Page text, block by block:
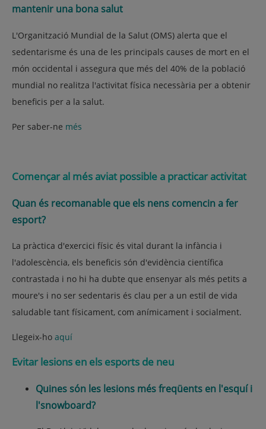
mantenir una bona salut
L'Organització Mundial de la Salut (OMS) alerta que el
sedentarisme és una de les principals causes de mort en el
món occidental i assegura que més del 40% de la població
mundial no realitza l'activitat física necessària per a obtenir
beneficis per a la salut.
Per saber-ne més
Començar al més aviat possible a practicar activitat
Quan és recomanable que els nens comencin a fer
esport?
La pràctica d'exercici físic és vital durant la infància i
l'adolescència, els beneficis són d'evidència científica
contrastada i no hi ha dubte que ensenyar als més petits a
moure's i no ser sedentaris és clau per a un estil de vida
saludable tant físicament, com anímicament i socialment.
Llegeix-ho aquí
Evitar lesions en els esports de neu
Quines són les lesions més freqüents en l'esquí i
l'snowboard?